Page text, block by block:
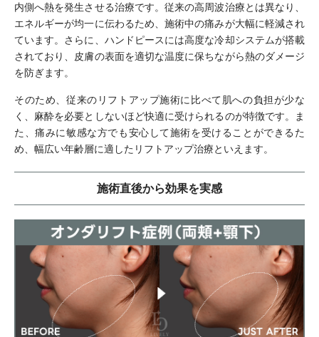
内側へ熱を発生させる治療です。従来の高周波治療とは異なり、
エネルギーが均一に伝わるため、施術中の痛みが大幅に軽減され
ています。さらに、ハンドピースには高度な冷却システムが搭載
されており、皮膚の表面を適切な温度に保ちながら熱のダメージ
を防ぎます。
そのため、従来のリフトアップ施術に比べて肌への負担が少な
く、麻酔を必要としないほど快適に受けられるのが特徴です。ま
た、痛みに敏感な方でも安心して施術を受けることができるた
め、幅広い年齢層に適したリフトアップ治療といえます。
施術直後から効果を実感